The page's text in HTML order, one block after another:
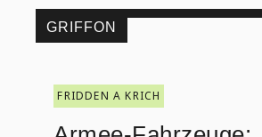
GRIFFON
FRIDDEN A KRICH